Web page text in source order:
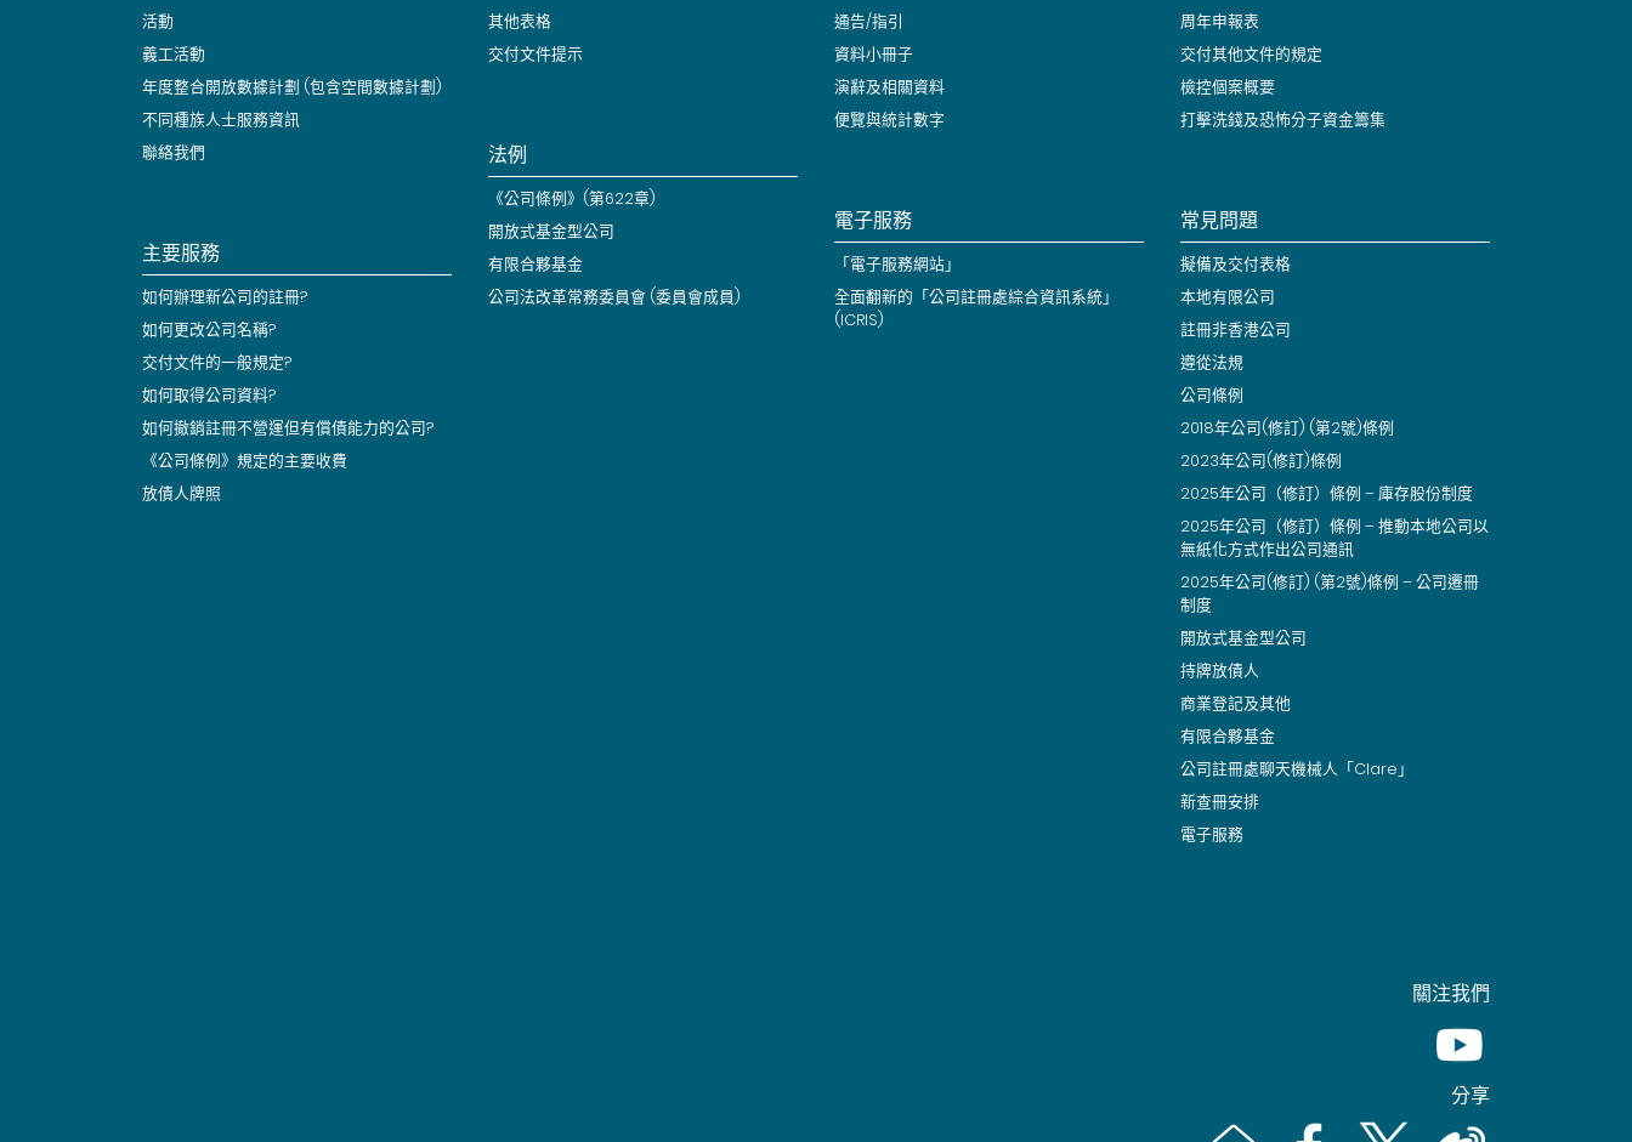
活動
義工活動
年度整合開放數據計劃 (包含空間數據計劃)
不同種族人士服務資訊
聯絡我們
主要服務
如何辦理新公司的註冊?
如何更改公司名稱?
交付文件的一般規定?
如何取得公司資料?
如何撤銷註冊不營運但有償債能力的公司?
《公司條例》規定的主要收費
放債人牌照
其他表格
交付文件提示
法例
《公司條例》(第622章)
開放式基金型公司
有限合夥基金
公司法改革常務委員會 (委員會成員)
通告/指引
資料小冊子
演辭及相關資料
便覽與統計數字
電子服務
「電子服務網站」
全面翻新的「公司註冊處綜合資訊系統」
(ICRIS)
周年申報表
交付其他文件的規定
檢控個案概要
打擊洗錢及恐怖分子資金籌集
常見問題
擬備及交付表格
本地有限公司
註冊非香港公司
遵從法規
公司條例
2018年公司(修訂) (第2號)條例
2023年公司(修訂)條例
2025年公司（修訂）條例 – 庫存股份制度
2025年公司（修訂）條例 – 推動本地公司以
無紙化方式作出公司通訊
2025年公司(修訂) (第2號)條例 – 公司遷冊
制度
開放式基金型公司
持牌放債人
商業登記及其他
有限合夥基金
公司註冊處聊天機械人「Clare」
新查冊安排
電子服務
關注我們
Youtube [This link
分享
Email [This link will pop up in a new window]
Facebook [This link will pop up in a
Twitter [This link will pop up
Weibo [This link will